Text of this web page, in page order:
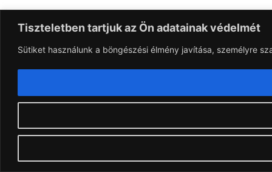
Tiszteletben tartjuk az Ön adatainak védelmét
Sütiket használunk a böngészési élmény javítása, személyre